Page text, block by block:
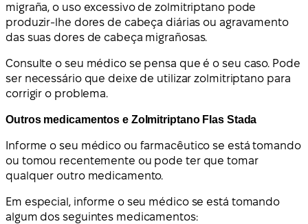
migraña, o uso excessivo de zolmitriptano pode
produzir-lhe dores de cabeça diárias ou agravamento
das suas dores de cabeça migrañosas.
Consulte o seu médico se pensa que é o seu caso. Pode
ser necessário que deixe de utilizar zolmitriptano para
corrigir o problema.
Outros medicamentos e Zolmitriptano Flas Stada
Informe o seu médico ou farmacêutico se está tomando
ou tomou recentemente ou pode ter que tomar
qualquer outro medicamento.
Em especial, informe o seu médico se está tomando
algum dos seguintes medicamentos: